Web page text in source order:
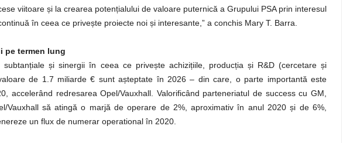
viitoare și la crearea potențialului de valoare puternică a Grupului PSA prin interesul
în ceea ce privește proiecte noi și interesante,” a conchis Mary T. Barra.
pe termen lung
subtanțiale și sinergii în ceea ce privește achizițiile, producția și R&D (cercetare și
de 1.7 miliarde € sunt așteptate în 2026 – din care, o parte importantă este
accelerând redresarea Opel/Vauxhall. Valorificând parteneriatul de success cu GM,
Vauxhall să atingă o marjă de operare de 2%, aproximativ în anul 2020 și de 6%,
un flux de numerar operational în 2020.